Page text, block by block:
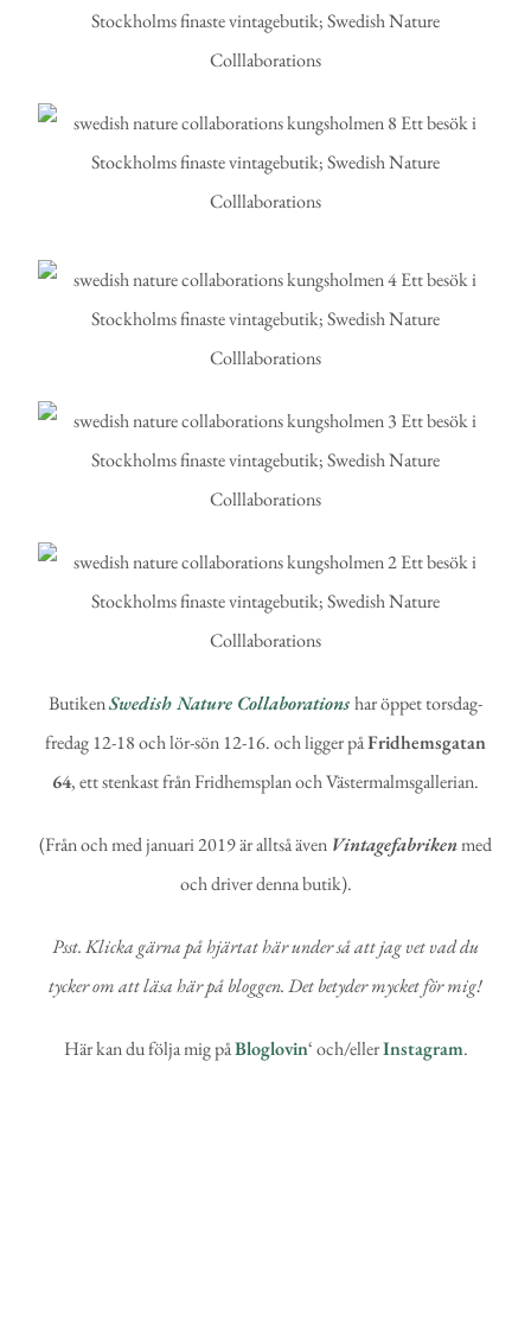
ButikenSwedish Nature Collaborationshar öppet torsdag-
fredag 12-18 och lör-sön 12-16. och ligger påFridhemsgatan
64, ett stenkast från Fridhemsplan och Västermalmsgallerian.
(Från och med januari 2019 är alltså även Vintagefabrikenmed
och driver denna butik).
Psst. Klicka gärna på hjärtat här under så att jag vet vad du
tycker om att läsa här på bloggen. Det betyder mycket för mig!
Här kan du följa mig påBloglovin‘ och/ellerInstagram.